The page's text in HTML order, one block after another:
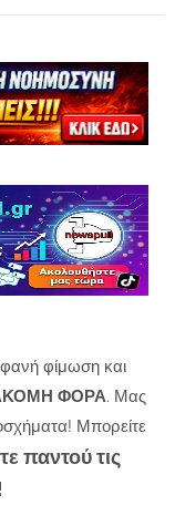
φίμωση και
ΦΟΡΑ. Μας
Μπορείτε
παντού τις